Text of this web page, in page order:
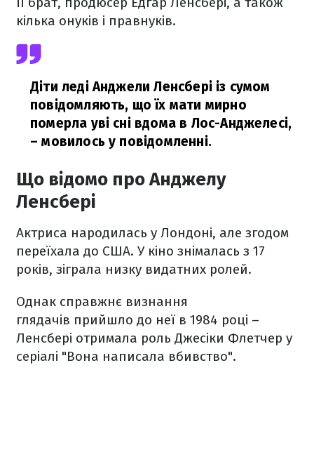
кілька онуків і правнуків.
Діти леді Анджели Ленсбері із сумом
повідомляють, що їх мати мирно
померла уві сні вдома в Лос-Анджелесі,
– мовилось у повідомленні.
Що відомо про Анджелу
Ленсбері
Актриса народилась у Лондоні, але згодом
переїхала до США. У кіно знімалась з 17
років, зіграла низку видатних ролей.
Однак справжнє визнання
глядачів прийшло до неї в 1984 році –
Ленсбері отримала роль Джесіки Флетчер у
серіалі "Вона написала вбивство".